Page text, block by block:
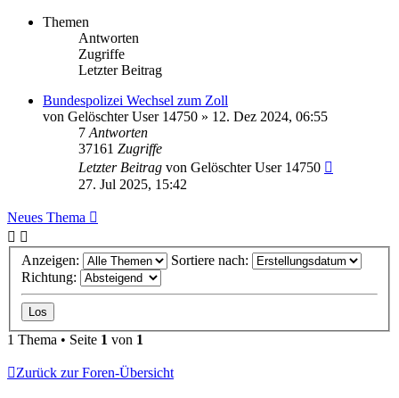
Themen
Antworten
Zugriffe
Letzter Beitrag
Bundespolizei Wechsel zum Zoll
von Gelöschter User 14750 » 12. Dez 2024, 06:55
7 Antworten
37161 Zugriffe
Letzter Beitrag von Gelöschter User 14750
27. Jul 2025, 15:42
Neues Thema
Anzeigen:
Sortiere nach:
Richtung:
1 Thema • Seite 1 von 1
Zurück zur Foren-Übersicht